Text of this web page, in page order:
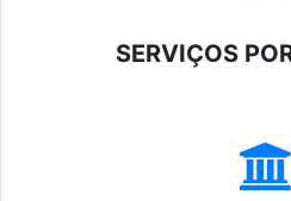
SERVIÇOS